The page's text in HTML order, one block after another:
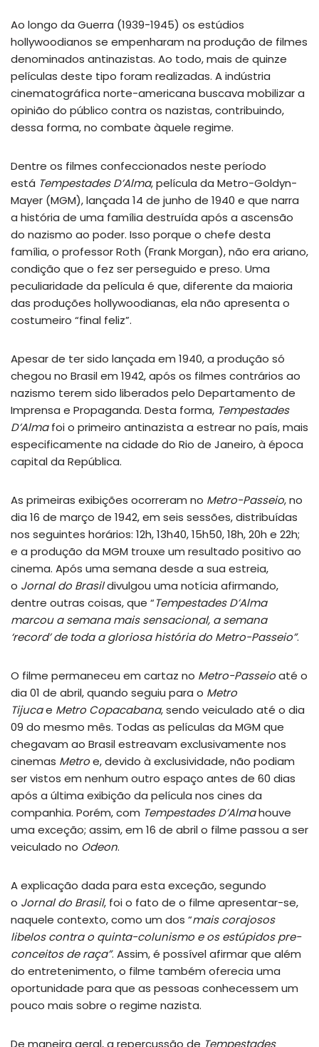
Ao longo da Guerra (1939-1945) os estúdios
hollywoodianos se empenharam na produção de filmes
denominados antinazistas. Ao todo, mais de quinze
películas deste tipo foram realizadas. A indústria
cinematográfica norte-americana buscava mobilizar a
opinião do público contra os nazistas, contribuindo,
dessa forma, no combate àquele regime.
Dentre os filmes confeccionados neste período
está Tempestades D’Alma, película da Metro-Goldyn-
Mayer (MGM), lançada 14 de junho de 1940 e que narra
a história de uma família destruída após a ascensão
do nazismo ao poder. Isso porque o chefe desta
família, o professor Roth (Frank Morgan), não era ariano,
condição que o fez ser perseguido e preso. Uma
peculiaridade da película é que, diferente da maioria
das produções hollywoodianas, ela não apresenta o
costumeiro “final feliz”.
Apesar de ter sido lançada em 1940, a produção só
chegou no Brasil em 1942, após os filmes contrários ao
nazismo terem sido liberados pelo Departamento de
Imprensa e Propaganda. Desta forma, Tempestades
D’Almafoi o primeiro antinazista a estrear no país, mais
especificamente na cidade do Rio de Janeiro, à época
capital da República.
As primeiras exibições ocorreram no Metro-Passeio, no
dia 16 de março de 1942, em seis sessões, distribuídas
nos seguintes horários: 12h, 13h40, 15h50, 18h, 20h e 22h;
e a produção da MGM trouxe um resultado positivo ao
cinema. Após uma semana desde a sua estreia,
o Jornal do Brasildivulgou uma notícia afirmando,
dentre outras coisas, que “Tempestades D’Alma
marcou a semana mais sensacional, a semana
‘record’ de toda a gloriosa história do Metro-Passeio”.
O filme permaneceu em cartaz no Metro-Passeioaté o
dia 01 de abril, quando seguiu para o Metro
Tijucae Metro Copacabana, sendo veiculado até o dia
09 do mesmo mês. Todas as películas da MGM que
chegavam ao Brasil estreavam exclusivamente nos
cinemas Metroe, devido à exclusividade, não podiam
ser vistos em nenhum outro espaço antes de 60 dias
após a última exibição da película nos cines da
companhia. Porém, com Tempestades D’Almahouve
uma exceção; assim, em 16 de abril o filme passou a ser
veiculado no Odeon.
A explicação dada para esta exceção, segundo
o Jornal do Brasil, foi o fato de o filme apresentar-se,
naquele contexto, como um dos “mais corajosos
libelos contra o quinta-colunismo e os estúpidos pre-
conceitos de raça”. Assim, é possível afirmar que além
do entretenimento, o filme também oferecia uma
oportunidade para que as pessoas conhecessem um
pouco mais sobre o regime nazista.